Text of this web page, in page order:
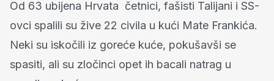
Od 63 ubijena Hrvata četnici, fašisti Talijani i SS-
ovci spalili su žive 22 civila u kući Mate Frankića.
Neki su iskočili iz goreće kuće, pokušavši se
spasiti, ali su zločinci opet ih bacali natrag u